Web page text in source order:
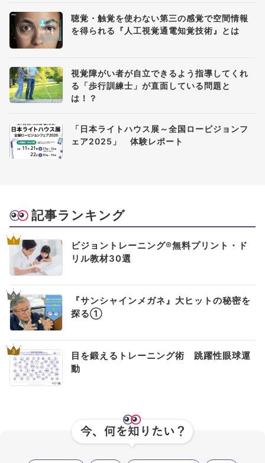
聴覚・触覚を使わない第三の感覚で空間情報
を得られる『人工視覚通電知覚技術』とは
視覚障がい者が自立できるよう指導してくれ
る「歩行訓練士」が直面している問題と
は！？
「日本ライトハウス展～全国ロービジョンフ
ェア2025」 体験レポート
記事ランキング
1
ビジョントレーニング®無料プリント・ド
リル教材30選
2
『サンシャインメガネ』大ヒットの秘密を
探る①
3
目を鍛えるトレーニング術 跳躍性眼球運
動